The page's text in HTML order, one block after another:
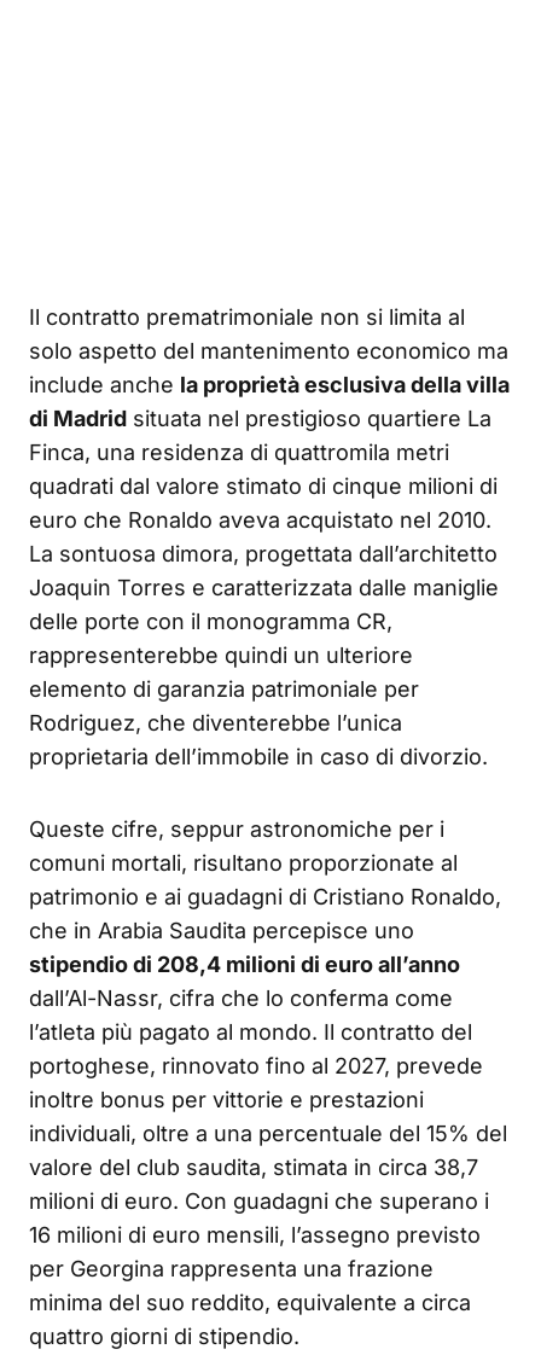
Il contratto prematrimoniale non si limita al
solo aspetto del mantenimento economico ma
include anche la proprietà esclusiva della villa
di Madrid situata nel prestigioso quartiere La
Finca, una residenza di quattromila metri
quadrati dal valore stimato di cinque milioni di
euro che Ronaldo aveva acquistato nel 2010.
La sontuosa dimora, progettata dall’architetto
Joaquin Torres e caratterizzata dalle maniglie
delle porte con il monogramma CR,
rappresenterebbe quindi un ulteriore
elemento di garanzia patrimoniale per
Rodriguez, che diventerebbe l’unica
proprietaria dell’immobile in caso di divorzio.
Queste cifre, seppur astronomiche per i
comuni mortali, risultano proporzionate al
patrimonio e ai guadagni di Cristiano Ronaldo,
che in Arabia Saudita percepisce uno
stipendio di 208,4 milioni di euro all’anno
dall’Al-Nassr, cifra che lo conferma come
l’atleta più pagato al mondo. Il contratto del
portoghese, rinnovato fino al 2027, prevede
inoltre bonus per vittorie e prestazioni
individuali, oltre a una percentuale del 15% del
valore del club saudita, stimata in circa 38,7
milioni di euro. Con guadagni che superano i
16 milioni di euro mensili, l’assegno previsto
per Georgina rappresenta una frazione
minima del suo reddito, equivalente a circa
quattro giorni di stipendio.